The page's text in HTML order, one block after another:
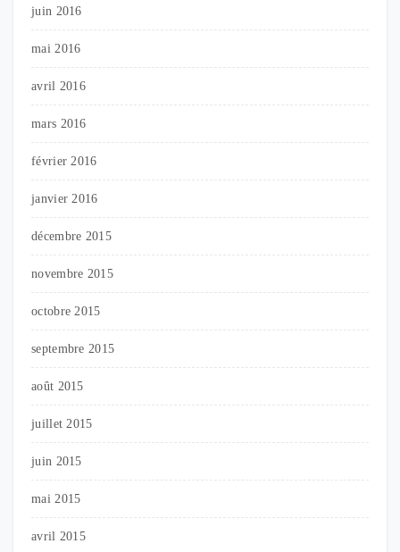
juin 2016
mai 2016
avril 2016
mars 2016
février 2016
janvier 2016
décembre 2015
novembre 2015
octobre 2015
septembre 2015
août 2015
juillet 2015
juin 2015
mai 2015
avril 2015